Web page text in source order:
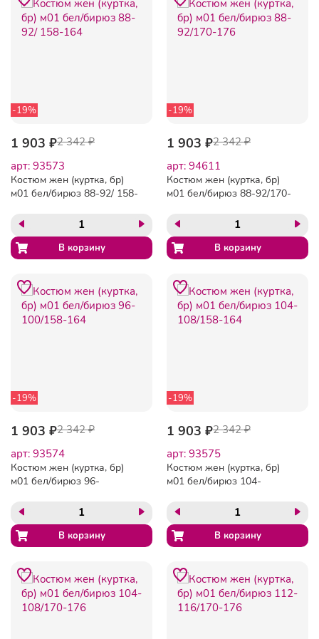
-19%
1 903 ₽2 342 ₽
арт: 93573
Костюм жен (куртка, бр)
м01 бел/бирюз 88-92/ 158-
-19%
1 903 ₽2 342 ₽
арт: 94611
Костюм жен (куртка, бр)
м01 бел/бирюз 88-92/170-
-19%
1 903 ₽2 342 ₽
арт: 93574
Костюм жен (куртка, бр)
м01 бел/бирюз 96-
-19%
1 903 ₽2 342 ₽
арт: 93575
Костюм жен (куртка, бр)
м01 бел/бирюз 104-